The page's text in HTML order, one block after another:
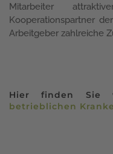
Mitarbeiter
Kooperationspartner
Arbeitgeber zahlreiche
Hier finden Sie
betrieblichen